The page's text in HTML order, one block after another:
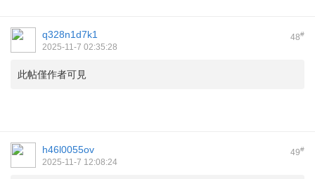
48#
q328n1d7k1
2025-11-7 02:35:28
此帖僅作者可見
49#
h46l0055ov
2025-11-7 12:08:24